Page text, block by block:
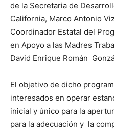
de la Secretaria de
California, Marco Antonio
Coordinador Estatal del
en Apoyo a las Madres
David Enrique Román
El objetivo de dicho
interesados en operar
inicial y único para la
para la adecuación y la